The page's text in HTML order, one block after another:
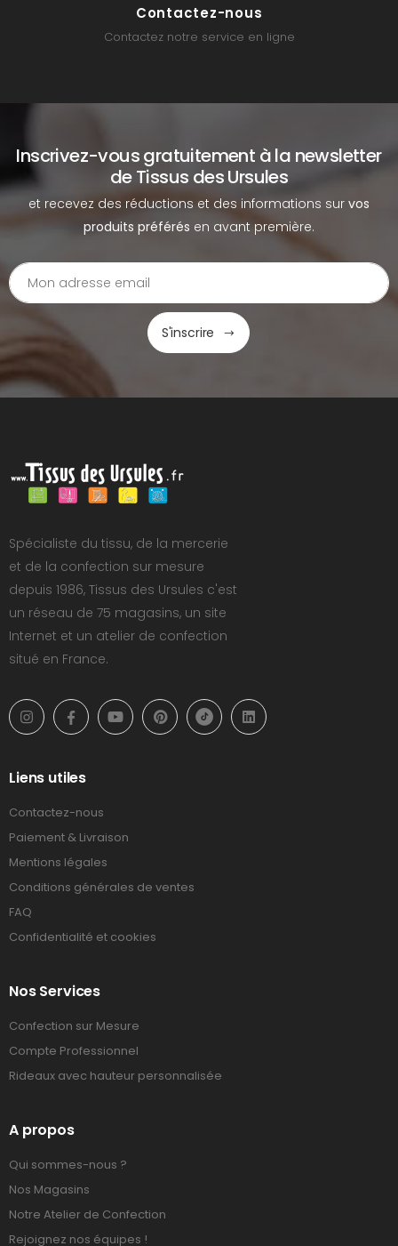
Contactez-nous
Contactez notre service en ligne
Inscrivez-vous gratuitement à la newsletter
de Tissus des Ursules
et recevez des réductions et des informations sur vos
produits préférés en avant première.
S'inscrire
Spécialiste du tissu, de la mercerie
et de la confection sur mesure
depuis 1986, Tissus des Ursules c'est
un réseau de 75 magasins, un site
Internet et un atelier de confection
situé en France.
Liens utiles
Contactez-nous
Paiement & Livraison
Mentions légales
Conditions générales de ventes
FAQ
Confidentialité et cookies
Nos Services
Confection sur Mesure
Compte Professionnel
Rideaux avec hauteur personnalisée
A propos
Qui sommes-nous ?
Nos Magasins
Notre Atelier de Confection
Rejoignez nos équipes !